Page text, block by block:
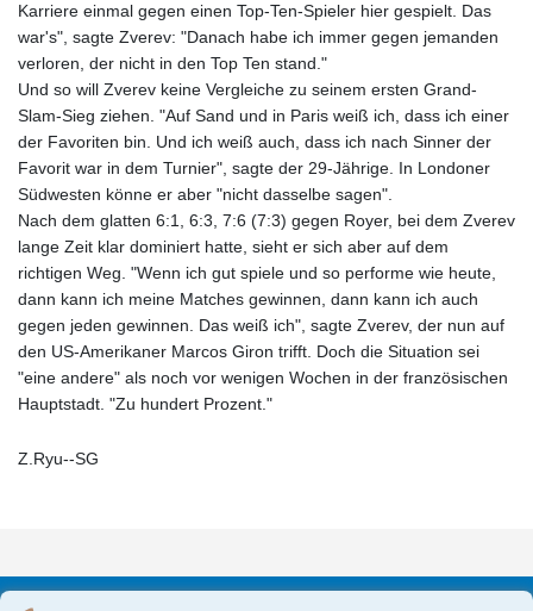
Karriere einmal gegen einen Top-Ten-Spieler hier gespielt. Das
war's", sagte Zverev: "Danach habe ich immer gegen jemanden
verloren, der nicht in den Top Ten stand."
Und so will Zverev keine Vergleiche zu seinem ersten Grand-
Slam-Sieg ziehen. "Auf Sand und in Paris weiß ich, dass ich einer
der Favoriten bin. Und ich weiß auch, dass ich nach Sinner der
Favorit war in dem Turnier", sagte der 29-Jährige. In Londoner
Südwesten könne er aber "nicht dasselbe sagen".
Nach dem glatten 6:1, 6:3, 7:6 (7:3) gegen Royer, bei dem Zverev
lange Zeit klar dominiert hatte, sieht er sich aber auf dem
richtigen Weg. "Wenn ich gut spiele und so performe wie heute,
dann kann ich meine Matches gewinnen, dann kann ich auch
gegen jeden gewinnen. Das weiß ich", sagte Zverev, der nun auf
den US-Amerikaner Marcos Giron trifft. Doch die Situation sei
"eine andere" als noch vor wenigen Wochen in der französischen
Hauptstadt. "Zu hundert Prozent."
Z.Ryu--SG